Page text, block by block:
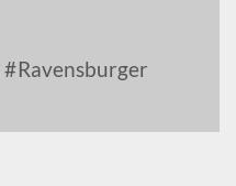
Ravensburger